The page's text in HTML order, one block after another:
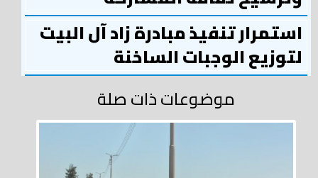
استمرار تنفيذ مبادرة زاد آل البيت
لتوزيع الوجبات الساخنة
موضوعات ذات صلة